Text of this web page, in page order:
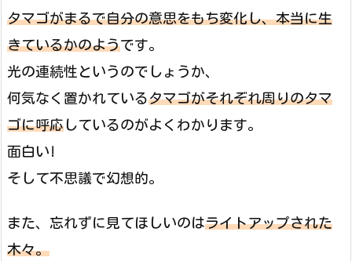
タマゴがまるで自分の意思をもち変化し、本当に生
きているかのようです。
光の連続性というのでしょうか、
何気なく置かれているタマゴがそれぞれ周りのタマ
ゴに呼応 しているのがよくわかります。
面白い!
そして不思議で幻想的。
また、忘れずに見てほしいのはライトアップされた
木々。